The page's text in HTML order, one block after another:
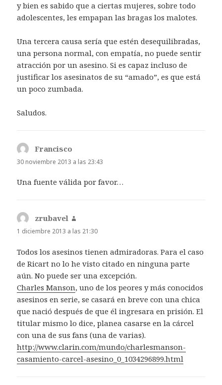
y bien es sabido que a ciertas mujeres, sobre todo
adolescentes, les empapan las bragas los malotes.
Una tercera causa sería que estén desequilibradas,
una persona normal, con empatía, no puede sentir
atracción por un asesino. Si es capaz incluso de
justificar los asesinatos de su “amado”, es que está
un poco zumbada.
Saludos.
Francisco
30 noviembre 2013 a las 23:43
Una fuente válida por favor…
zrubavel
1 diciembre 2013 a las 21:30
Todos los asesinos tienen admiradoras. Para el caso
de Ricart no lo he visto citado en ninguna parte
aún. No puede ser una excepción.
Charles Manson, uno de los peores y más conocidos
asesinos en serie, se casará en breve con una chica
que nació después de que él ingresara en prisión. El
titular mismo lo dice, planea casarse en la cárcel
con una de sus fans (una de varias).
http://www.clarin.com/mundo/charlesmanson-
casamiento-carcel-asesino_0_1034296899.html